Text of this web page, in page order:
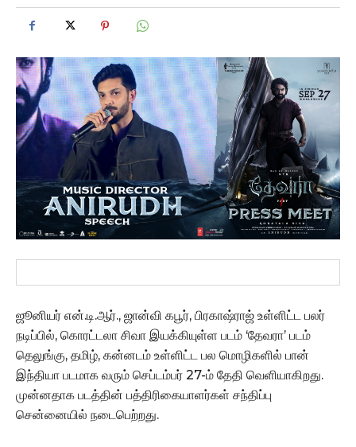
ஜூனியர் என்.டி.ஆர்., ஜான்வி கபூர், பிரகாஷ்ராஜ் உள்ளிட்ட பலர்
நடிப்பில், கொரட்டலா சிவா இயக்கியுள்ள படம் ‘தேவரா’ படம்
தெலுங்கு, தமிழ், கன்னடம் உள்ளிட்ட பல மொழிகளில் பான்
இந்தியா படமாக வரும் செப்டம்பர் 27-ம் தேதி வெளியாகிறது.
முன்னதாக படத்தின் பத்திரிகையாளர்கள் சந்திப்பு
சென்னையில் நடைபெற்றது.